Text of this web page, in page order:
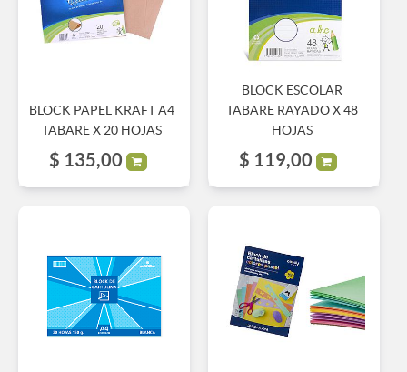
BLOCK PAPEL KRAFT A4
TABARE X 20 HOJAS
$ 135,00
BLOCK ESCOLAR
TABARE RAYADO X 48
HOJAS
$ 119,00